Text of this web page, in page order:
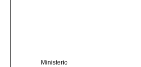
Ministerio